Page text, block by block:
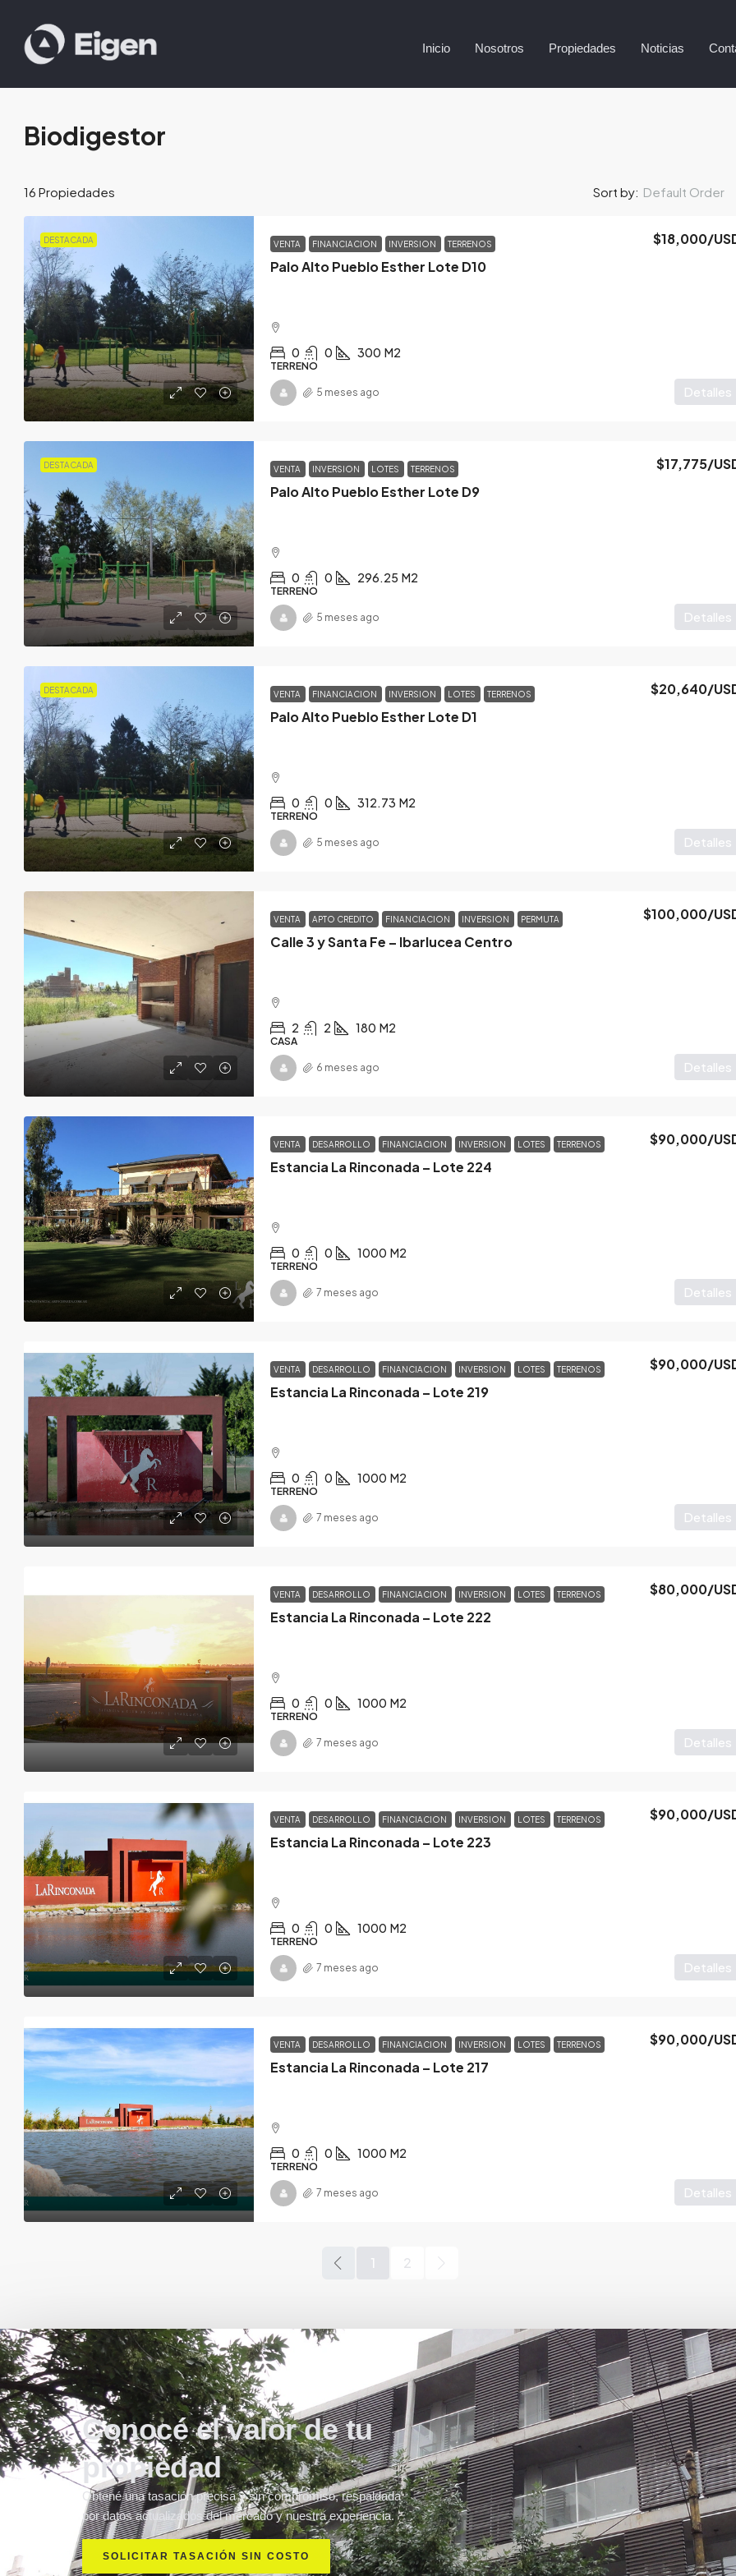
Inicio Nosotros Propiedades Noticias
Biodigestor
16 Propiedades Sort by: Default Order
DESTACADA VENTA FINANCIACION INVERSION TERRENOS
Palo Alto Pueblo Esther Lote D10
$18,000/
0 0 300 M2
TERRENO
Detalles
5 meses ago
DESTACADA VENTA INVERSION LOTES TERRENOS
Palo Alto Pueblo Esther Lote D9
$17,775/
0 0 296.25 M2
TERRENO
Detalles
5 meses ago
DESTACADA VENTA FINANCIACION INVERSION LOTES TERRENOS
Palo Alto Pueblo Esther Lote D1
$20,640/
0 0 312.73 M2
TERRENO
Detalles
5 meses ago
VENTA APTO CREDITO FINANCIACION INVERSION PERMUTA
Calle 3 y Santa Fe – Ibarlucea Centro
$100,000/
2 2 180 M2
CASA
Detalles
6 meses ago
VENTA DESARROLLO FINANCIACION INVERSION LOTES TERRENOS
Estancia La Rinconada – Lote 224
$90,000/
0 0 1000 M2
TERRENO
Detalles
7 meses ago
VENTA DESARROLLO FINANCIACION INVERSION LOTES TERRENOS
Estancia La Rinconada – Lote 219
$90,000/
0 0 1000 M2
TERRENO
Detalles
7 meses ago
VENTA DESARROLLO FINANCIACION INVERSION LOTES TERRENOS
Estancia La Rinconada – Lote 222
$80,000/
0 0 1000 M2
TERRENO
Detalles
7 meses ago
VENTA DESARROLLO FINANCIACION INVERSION LOTES TERRENOS
Estancia La Rinconada – Lote 223
$90,000/
0 0 1000 M2
TERRENO
Detalles
7 meses ago
VENTA DESARROLLO FINANCIACION INVERSION LOTES TERRENOS
Estancia La Rinconada – Lote 217
$90,000/
0 0 1000 M2
TERRENO
Detalles
7 meses ago
1 2
Conocé el valor de tu
propiedad
Obtené una tasación precisa y sin compromiso, respaldada
por datos actualizados del mercado y nuestra experiencia.
SOLICITAR TASACIÓN SIN COSTO